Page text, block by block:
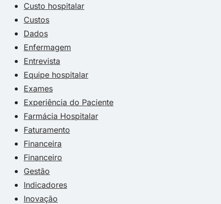
Custo hospitalar
Custos
Dados
Enfermagem
Entrevista
Equipe hospitalar
Exames
Experiência do Paciente
Farmácia Hospitalar
Faturamento
Financeira
Financeiro
Gestão
Indicadores
Inovação